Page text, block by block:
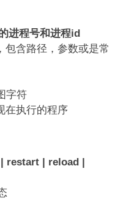
进程号和进程id
包含路径，参数或是常
字符
在执行的程序
restart | reload |